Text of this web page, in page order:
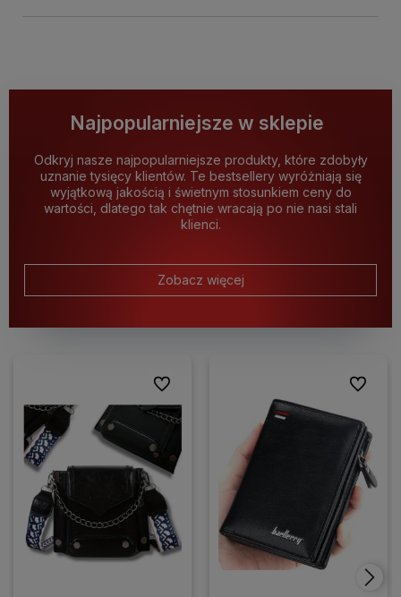
Najpopularniejsze w sklepie
Odkryj nasze najpopularniejsze produkty, które zdobyły
uznanie tysięcy klientów. Te bestsellery wyróżniają się
wyjątkową jakością i świetnym stosunkiem ceny do
wartości, dlatego tak chętnie wracają po nie nasi stali
klienci.
Zobacz więcej
Do ulubionych Do